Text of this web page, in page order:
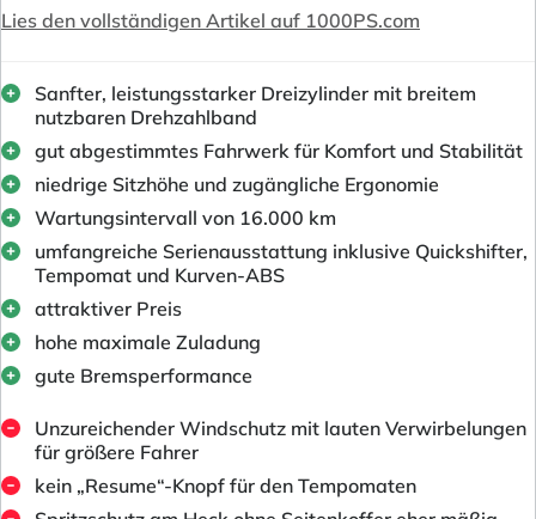
Lies den vollständigen Artikel auf 1000PS.com
Sanfter, leistungsstarker Dreizylinder mit breitem
nutzbaren Drehzahlband
gut abgestimmtes Fahrwerk für Komfort und Stabilität
niedrige Sitzhöhe und zugängliche Ergonomie
Wartungsintervall von 16.000 km
umfangreiche Serienausstattung inklusive Quickshifter,
Tempomat und Kurven-ABS
attraktiver Preis
hohe maximale Zuladung
gute Bremsperformance
Unzureichender Windschutz mit lauten Verwirbelungen
für größere Fahrer
kein „Resume“-Knopf für den Tempomaten